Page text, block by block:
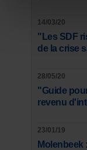
14/03/20
"Les SDF
de la crise
28/05/20
"Guide
revenu
23/01/19
Molenbeek